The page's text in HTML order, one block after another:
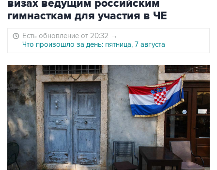
визах ведущим российским
гимнасткам для участия в ЧЕ
Есть обновление от 20:32 →
Что произошло за день: пятница, 7 августа